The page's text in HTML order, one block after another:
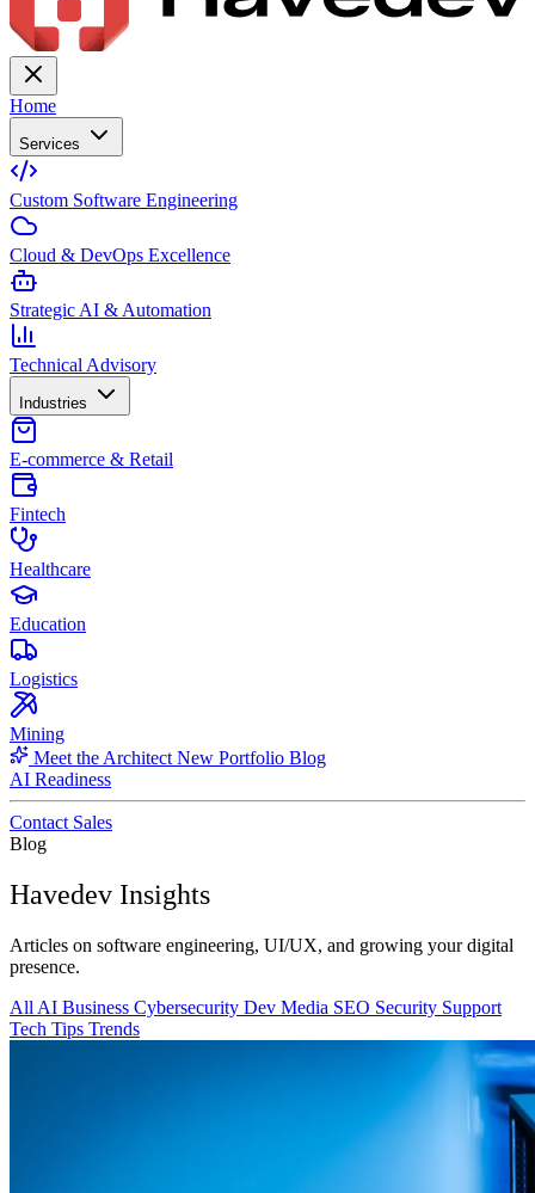
Home
Services
Custom Software Engineering
Cloud & DevOps Excellence
Strategic AI & Automation
Technical Advisory
Industries
E-commerce & Retail
Fintech
Healthcare
Education
Logistics
Mining
Meet the Architect New Portfolio Blog
AI Readiness
Contact Sales
Blog
Havedev Insights
Articles on software engineering, UI/UX, and growing your digital
presence.
All AI Business Cybersecurity Dev Media SEO Security Support
Tech Tips Trends